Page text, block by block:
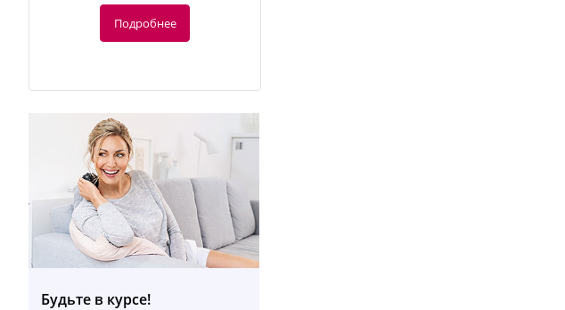
Подробнее
-10%
143.31руб.
Будьте в курсе!